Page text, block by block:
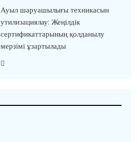
Ауыл шаруашылығы техникасын
утилизациялау: Жеңілдік
сертификаттарының қолданылу
мерзімі ұзартылады